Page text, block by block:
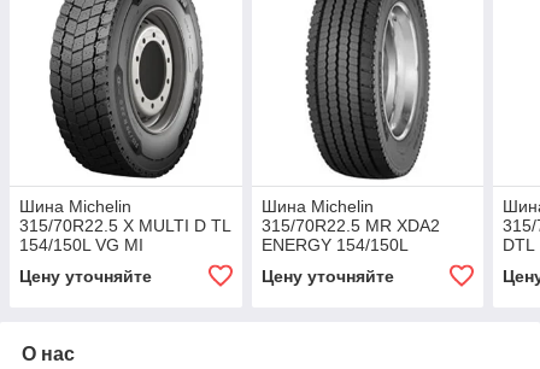
Шина Michelin
315/70R22.5 X MULTI D TL
154/150L VG MI
Цену уточняйте
Шина Michelin
315/70R22.5 MR XDА2
ENERGY 154/150L
Цену уточняйте
315/
DTL
О нас